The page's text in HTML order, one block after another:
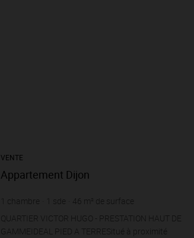
VENTE
Appartement Dijon
chambre sde 46 m² de surface
5 043,48 €
prix / m²
QUARTIER VICTOR HUGO - PRESTATION HAUT DE
GAMMEIDEAL PIED A TERRESitué à proximité